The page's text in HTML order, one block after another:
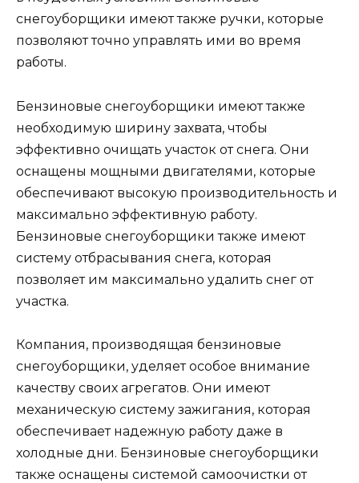
снегоуборщики имеют также ручки, которые
позволяют точно управлять ими во время
работы.
Бензиновые снегоуборщики имеют также
необходимую ширину захвата, чтобы
эффективно очищать участок от снега. Они
оснащены мощными двигателями, которые
обеспечивают высокую производительность и
максимально эффективную работу.
Бензиновые снегоуборщики также имеют
систему отбрасывания снега, которая
позволяет им максимально удалить снег от
участка.
Компания, производящая бензиновые
снегоуборщики, уделяет особое внимание
качеству своих агрегатов. Они имеют
механическую систему зажигания, которая
обеспечивает надежную работу даже в
холодные дни. Бензиновые снегоуборщики
также оснащены системой самоочистки от